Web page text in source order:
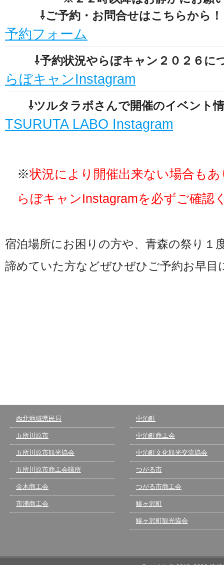
⇩ご予約・お問合せはこちらから！
予約フォーム
⇩予約状況やらぼキャン２０２６に
らぼキャンInstagram
⇩ツルタラボさんで開催のイベント情
TSURUTA LABO Instagram
※状況により開催出来ない場合も
らぼキャンInstagramを必ずご確認
宿泊場所にお困りの方や、青森の祭り１
諦めていた方などぜひぜひご予約お早目
西北地域県民局
五所川原市
五所川原市観光協会
五所川原市商工会議所
金木商工会
市浦商工会
中泊町
中泊町商工会
中泊町文化観光交流協会
つがる市
つがる市商工会
鰺ヶ沢町
鰺ヶ沢町観光協会